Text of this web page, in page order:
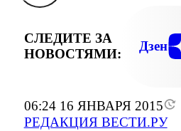
06:24 16 ЯНВАРЯ 2015
РЕДАКЦИЯ ВЕСТИ.РУ
СЛЕДИТЕ ЗА
НОВОСТЯМИ:
Дзен